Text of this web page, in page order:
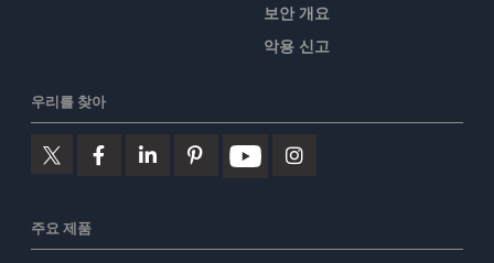
보안 개요
악용 신고
우리를 찾아
주요 제품